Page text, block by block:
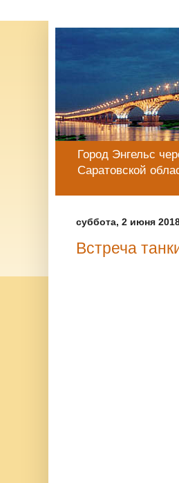
Город Энгельс
Саратовской
суббота, 2 июня
Встреча